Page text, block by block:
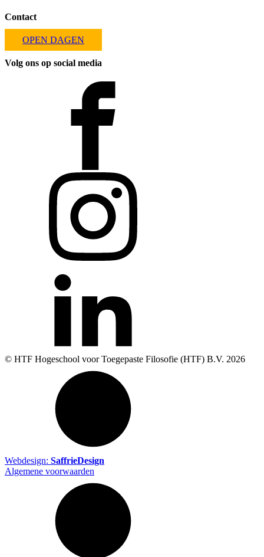
Contact
OPEN DAGEN
Volg ons op social media
© HTF Hogeschool voor Toegepaste Filosofie (HTF) B.V. 2026
Webdesign: SaffrieDesign
Algemene voorwaarden